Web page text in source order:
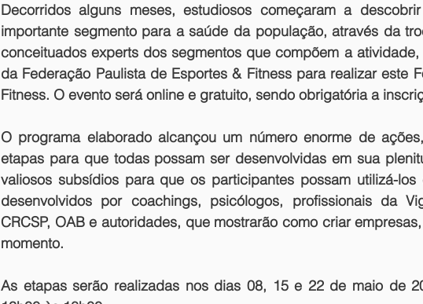
Decorridos alguns meses, estudiosos começaram a
importante segmento para a saúde da população, através da
conceituados experts dos segmentos que compõem a
da Federação Paulista de Esportes & Fitness para realizar este
Fitness. O evento será online e gratuito, sendo obrigatória a
O programa elaborado alcançou um número enorme de
etapas para que todas possam ser desenvolvidas em sua
valiosos subsídios para que os participantes possam utilizá-
desenvolvidos por coachings, psicólogos, profissionais da
CRCSP, OAB e autoridades, que mostrarão como criar
momento.
As etapas serão realizadas nos dias 08, 15 e 22 de maio de